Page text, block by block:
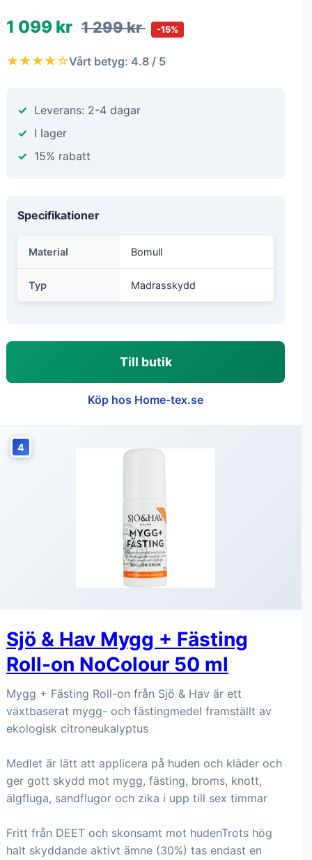
1 099 kr 1 299 kr -15%
★★★★☆Vårt betyg: 4.8 / 5
Leverans: 2-4 dagar
I lager
15% rabatt
Specifikationer
Material Bomull
Typ Madrasskydd
Till butik
Köp hos Home-tex.se
4
Sjö & Hav Mygg + Fästing
Roll-on NoColour 50 ml
Mygg + Fästing Roll-on från Sjö & Hav är ett
växtbaserat mygg- och fästingmedel framställt av
ekologisk citroneukalyptus
Medlet är lätt att applicera på huden och kläder och
ger gott skydd mot mygg, fästing, broms, knott,
älgfluga, sandflugor och zika i upp till sex timmar
Fritt från DEET och skonsamt mot hudenTrots hög
halt skyddande aktivt ämne (30%) tas endast en